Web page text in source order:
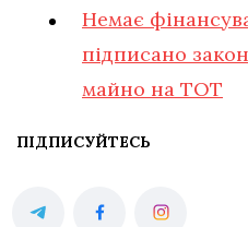
Немає
підписано
майно на ТОТ
ПІДПИСУЙТЕСЬ